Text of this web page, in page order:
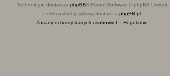
Technologię dostarcza phpBB® Forum Software © phpBB Limited
Polski pakiet językowy dostarcza phpBB.pl
Zasady ochrony danych osobowych | Regulamin